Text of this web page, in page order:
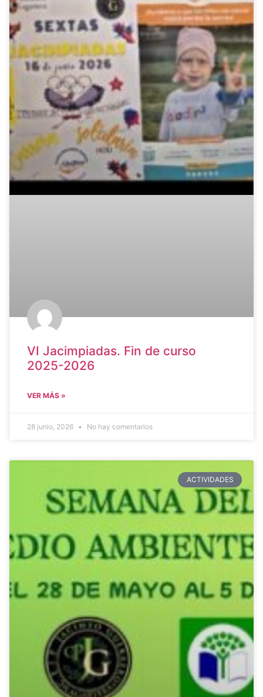
VI Jacimpiadas. Fin de curso
2025-2026
VER MÁS »
28 junio, 2026 No hay comentarios
ACTIVIDADES